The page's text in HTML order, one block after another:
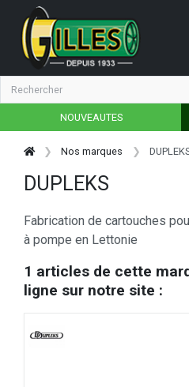
NOUVEAUTES
Nos marques
DUPLEKS
Fabrication de cartouches
à pompe en Lettonie
1 articles de cette
ligne sur notre site :